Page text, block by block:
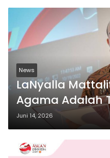
News
LaNyalla
Agama Adalah
Muda Hadapi
Juni 14, 2026